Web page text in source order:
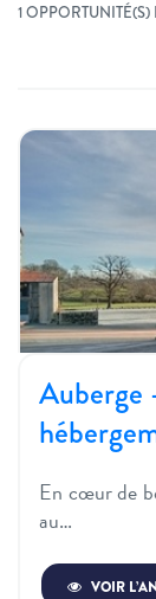
1
Auberge
En cœur de
au…
VOIR